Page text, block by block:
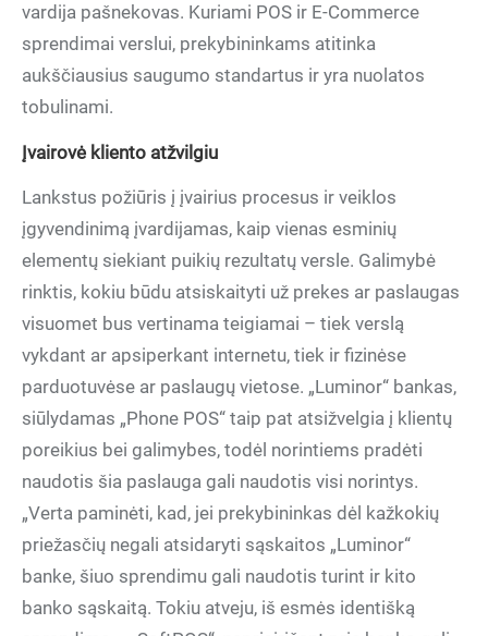
vardija pašnekovas. Kuriami POS ir E-Commerce
sprendimai verslui, prekybininkams atitinka
aukščiausius saugumo standartus ir yra nuolatos
tobulinami.
Įvairovė kliento atžvilgiu
Lankstus požiūris į įvairius procesus ir veiklos
įgyvendinimą įvardijamas, kaip vienas esminių
elementų siekiant puikių rezultatų versle. Galimybė
rinktis, kokiu būdu atsiskaityti už prekes ar paslaugas
visuomet bus vertinama teigiamai – tiek verslą
vykdant ar apsiperkant internetu, tiek ir fizinėse
parduotuvėse ar paslaugų vietose. „Luminor“ bankas,
siūlydamas „Phone POS“ taip pat atsižvelgia į klientų
poreikius bei galimybes, todėl norintiems pradėti
naudotis šia paslauga gali naudotis visi norintys.
„Verta paminėti, kad, jei prekybininkas dėl kažkokių
priežasčių negali atsidaryti sąskaitos „Luminor“
banke, šiuo sprendimu gali naudotis turint ir kito
banko sąskaitą. Tokiu atveju, iš esmės identišką